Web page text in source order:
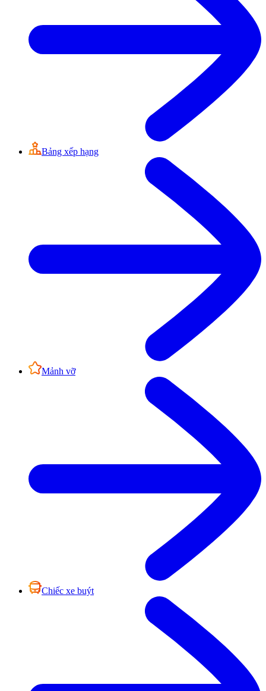
Bảng xếp hạng
Mảnh vỡ
Chiếc xe buýt